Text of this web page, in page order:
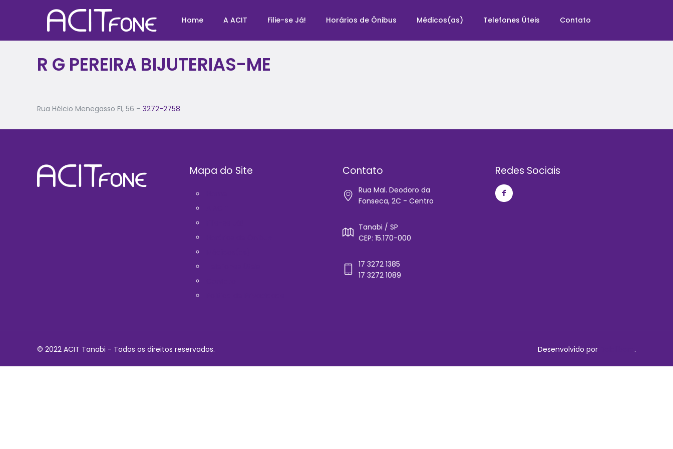
Home A ACIT Filie-se Já! Horários de Ônibus Médicos(as) Telefones Úteis Contato
R G PEREIRA BIJUTERIAS-ME
Rua Hélcio Menegasso Fl, 56 –3272-2758
Mapa do Site Contato
Rua Mal. Deodoro da
Fonseca, 2C - Centro
Tanabi / SP
CEP: 15.170-000
17 3272 1385
17 3272 1089
Redes Sociais
© 2022 ACIT Tanabi - Todos os direitos reservados. Desenvolvido por .